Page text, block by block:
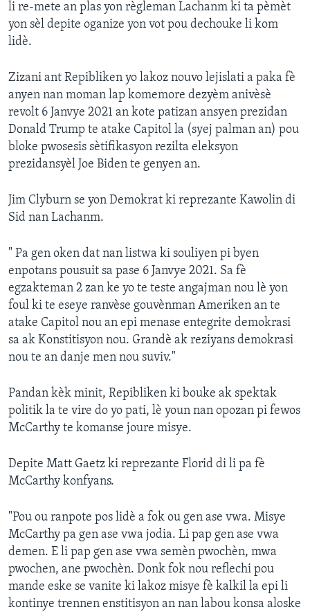
li re-mete an plas yon règleman Lachanm ki ta pèmèt
yon sèl depite oganize yon vot pou dechouke li kom
lidè.
Zizani ant Repibliken yo lakoz nouvo lejislati a paka fè
anyen nan moman lap komemore dezyèm anivèsè
revolt 6 Janvye 2021 an kote patizan ansyen prezidan
Donald Trump te atake Capitol la (syej palman an) pou
bloke pwosesis sètifikasyon rezilta eleksyon
prezidansyèl Joe Biden te genyen an.
Jim Clyburn se yon Demokrat ki reprezante Kawolin di
Sid nan Lachanm.
" Pa gen oken dat nan listwa ki souliyen pi byen
enpotans pousuit sa pase 6 Janvye 2021. Sa fè
egzakteman 2 zan ke yo te teste angajman nou lè yon
foul ki te eseye ranvèse gouvènman Ameriken an te
atake Capitol nou an epi menase entegrite demokrasi
sa ak Konstitisyon nou. Grandè ak reziyans demokrasi
nou te an danje men nou suviv."
Pandan kèk minit, Repibliken ki bouke ak spektak
politik la te vire do yo pati, lè youn nan opozan pi fewos
McCarthy te komanse joure misye.
Depite Matt Gaetz ki reprezante Florid di li pa fè
McCarthy konfyans.
"Pou ou ranpote pos lidè a fok ou gen ase vwa. Misye
McCarthy pa gen ase vwa jodia. Li pap gen ase vwa
demen. E li pap gen ase vwa semèn pwochèn, mwa
pwochen, ane pwochèn. Donk fok nou reflechi pou
mande eske se vanite ki lakoz misye fè kalkil la epi li
kontinye trennen enstitisyon an nan labou konsa aloske